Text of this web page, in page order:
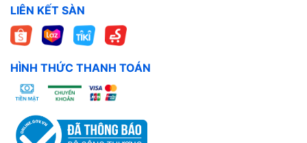
LIÊN KẾT SÀN
HÌNH THỨC THANH TOÁN